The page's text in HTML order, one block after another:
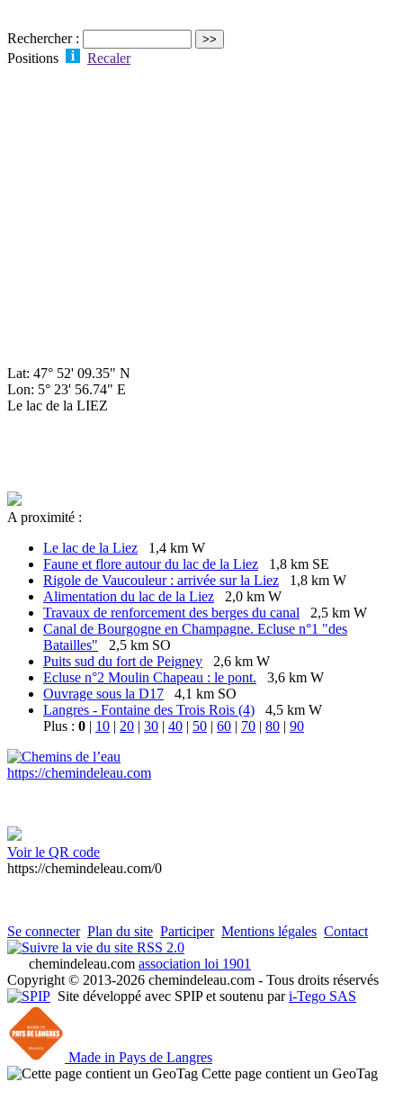
Rechercher :
Positions
Recaler
Lat: 47° 52' 09.35" N
Lon: 5° 23' 56.74" E
Le lac de la LIEZ
A proximité :
Le lac de la Liez 1,4 km W
Faune et flore autour du lac de la Liez 1,8 km SE
Rigole de Vaucouleur : arrivée sur la Liez 1,8 km W
Alimentation du lac de la Liez 2,0 km W
Travaux de renforcement des berges du canal 2,5 km W
Canal de Bourgogne en Champagne. Ecluse n°1 "des
Batailles" 2,5 km SO
Puits sud du fort de Peigney 2,6 km W
Ecluse n°2 Moulin Chapeau : le pont. 3,6 km W
Ouvrage sous la D17 4,1 km SO
Langres - Fontaine des Trois Rois (4) 4,5 km W
Plus : 0 | 10 | 20 | 30 | 40 | 50 | 60 | 70 | 80 | 90
https://chemindeleau.com
Voir le QR code
https://chemindeleau.com/0
Se connecter Plan du site Participer Mentions légales Contact
RSS 2.0
chemindeleau.com association loi 1901
Copyright © 2013-2026 chemindeleau.com - Tous droits réservés
Site développé avec SPIP et soutenu pari-Tego SAS
Made in Pays de Langres
Cette page contient un GeoTag